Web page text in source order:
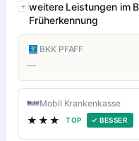
weitere Leistungen im
Früherkennung
BKK PFAFF
—
Mobil Krankenkasse
★★★ TOP ✓ BESSER